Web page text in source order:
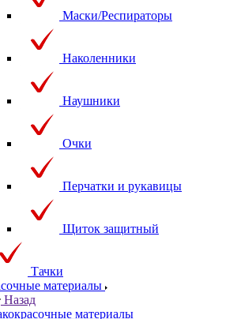
Маски/Респираторы
Наколенники
Наушники
Очки
Перчатки и рукавицы
Щиток защитный
Тачки
материалы
Назад
материалы